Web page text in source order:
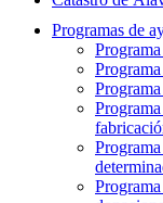
Programas de